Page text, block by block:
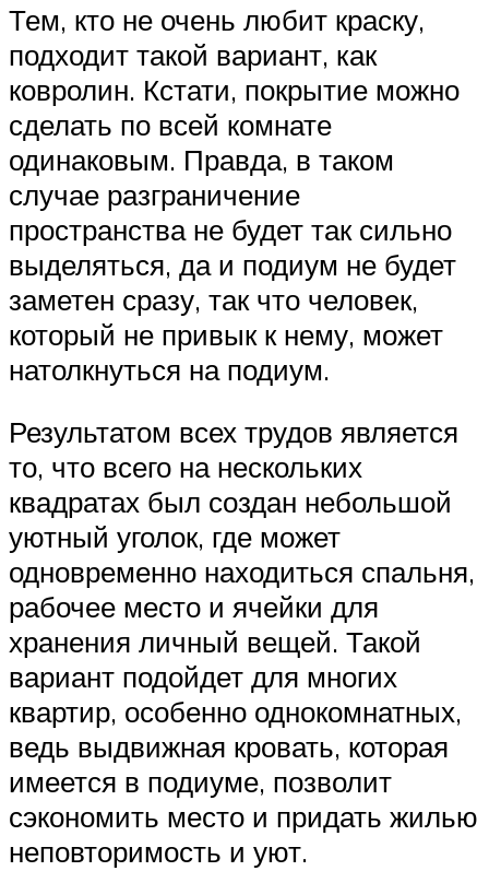
Тем, кто не очень любит краску,
подходит такой вариант, как
ковролин. Кстати, покрытие можно
сделать по всей комнате
одинаковым. Правда, в таком
случае разграничение
пространства не будет так сильно
выделяться, да и подиум не будет
заметен сразу, так что человек,
который не привык к нему, может
натолкнуться на подиум.
Результатом всех трудов является
то, что всего на нескольких
квадратах был создан небольшой
уютный уголок, где может
одновременно находиться спальня,
рабочее место и ячейки для
хранения личный вещей. Такой
вариант подойдет для многих
квартир, особенно однокомнатных,
ведь выдвижная кровать, которая
имеется в подиуме, позволит
сэкономить место и придать жилью
неповторимость и уют.